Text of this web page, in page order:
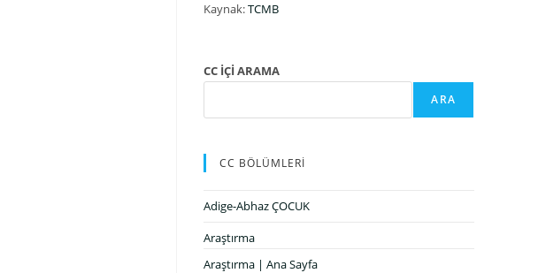
Kaynak:TCMB
CC İÇİ ARAMA
ARA
CC BÖLÜMLERİ
Adige-Abhaz ÇOCUK
Araştırma
Araştırma | Ana Sayfa